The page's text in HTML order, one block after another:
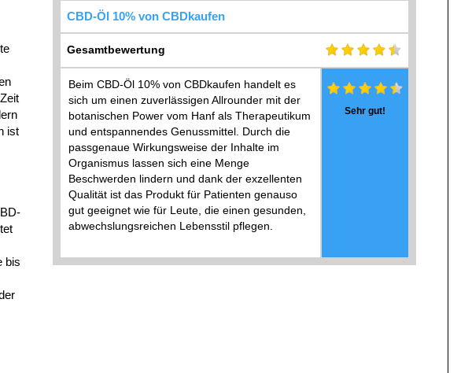
ist
bis
CBD-Öl 10% von CBDkaufen
Gesamtbewertung
Sehr gut!
Beim CBD-Öl 10% von CBDkaufen handelt es
sich um einen zuverlässigen Allrounder mit der
botanischen Power vom Hanf als Therapeutikum
und entspannendes Genussmittel. Durch die
passgenaue Wirkungsweise der Inhalte im
Organismus lassen sich eine Menge
Beschwerden lindern und dank der exzellenten
Qualität ist das Produkt für Patienten genauso
gut geeignet wie für Leute, die einen gesunden,
abwechslungsreichen Lebensstil pflegen.